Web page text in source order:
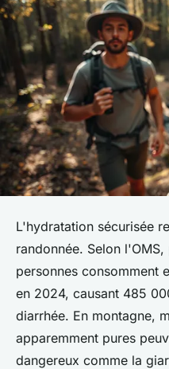
L'hydratation sécurisée
randonnée. Selon
personnes consomment
en 2024, causant 485
diarrhée. En montagne,
apparemment pures
dangereux comme la